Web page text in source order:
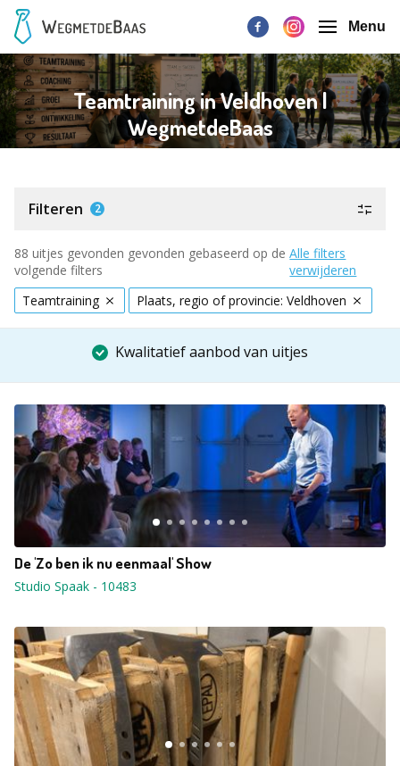
Menu
Teamtraining in Veldhoven |
WegmetdeBaas
Filteren 2
88 uitjes gevonden gevonden gebaseerd op de
volgende filters
Alle filters
verwijderen
Teamtraining
Plaats, regio of provincie: Veldhoven
Kwalitatief aanbod van uitjes
De 'Zo ben ik nu eenmaal' Show
Studio Spaak - 10483